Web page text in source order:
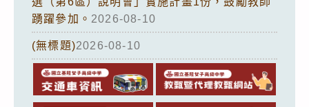
踴躍參加。 2026-08-10
(無標題)2026-08-10